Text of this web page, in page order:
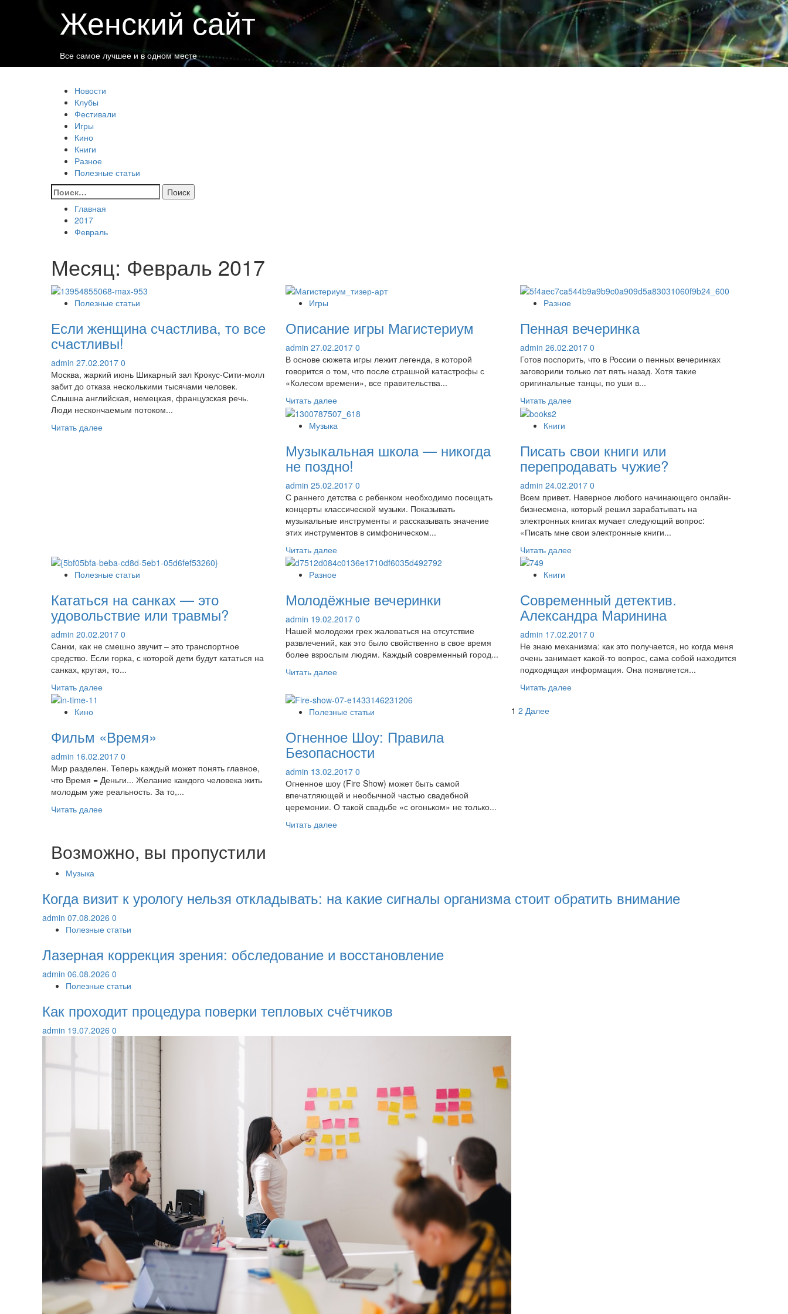
Женский сайт
Все самое лучшее и в одном месте
Новости
Клубы
Фестивали
Игры
Кино
Книги
Разное
Полезные статьи
Найти:
Главная
2017
Февраль
Месяц: Февраль 2017
Полезные статьи
Если женщина счастлива, то все
счастливы!
admin 27.02.2017 0
Москва, жаркий июнь Шикарный зал Крокус-Сити-молл
забит до отказа несколькими тысячами человек.
Слышна английская, немецкая, французская речь.
Люди нескончаемым потоком...
Читать далееПрочитать
Игры
Описание игры Магистериум
admin 27.02.2017 0
В основе сюжета игры лежит легенда, в которой
говорится о том, что после страшной катастрофы с
«Колесом времени», все правительства...
Читать далееПрочитать
больше
о
игры
Магистериум
Разное
Пенная вечеринка
admin 26.02.2017 0
Готов поспорить, что в России о пенных вечеринках
заговорили только лет пять назад. Хотя такие
оригинальные танцы, по уши в...
Читать далееПрочитать
вечеринка
Музыка
Музыкальная школа — никогда
не поздно!
admin 25.02.2017 0
С раннего детства с ребенком необходимо посещать
концерты классической музыки. Показывать
музыкальные инструменты и рассказывать значение
этих инструментов в симфоническом...
Читать далееПрочитать
больше
школа
—
никогда
не
поздно!
Книги
Писать свои книги или
перепродавать чужие?
admin 24.02.2017 0
Всем привет. Наверное любого начинающего онлайн-
бизнесмена, который решил зарабатывать на
электронных книгах мучает следующий вопрос:
«Писать мне свои электронные книги...
Читать далееПрочитать
свои
книги
или
перепродавать
чужие?
Полезные статьи
Кататься на санках — это
удовольствие или травмы?
admin 20.02.2017 0
Санки, как не смешно звучит – это транспортное
средство. Если горка, с которой дети будут кататься на
санках, крутая, то...
Читать далееПрочитать
на
санках
—
это
удовольствие
или
Разное
Молодёжные вечеринки
admin 19.02.2017 0
Нашей молодежи грех жаловаться на отсутствие
развлечений, как это было свойственно в свое время
более взрослым людям. Каждый современный город...
Читать далееПрочитать
Молодёжные
вечеринки
Книги
Современный детектив.
Александра Маринина
admin 17.02.2017 0
Не знаю механизма: как это получается, но когда меня
очень занимает какой-то вопрос, сама собой находится
подходящая информация. Она появляется...
Читать далееПрочитать
Кино
Фильм «Время»
admin 16.02.2017 0
Мир разделен. Теперь каждый может понять главное,
что Время = Деньги... Желание каждого человека жить
молодым уже реальность. За то,...
Читать далееПрочитать
«Время»
Полезные статьи
Огненное Шоу: Правила
Безопасности
admin 13.02.2017 0
Огненное шоу (Fire Show) может быть самой
впечатляющей и необычной частью свадебной
церемонии. О такой свадьбе «с огоньком» не только...
Читать далееПрочитать
Безопасности
Пагинация
1 2 Далее
Возможно, вы пропустили
Музыка
Когда визит к урологу нельзя откладывать: на какие сигналы организма стоит обратить внимание
admin 07.08.2026 0
Полезные статьи
Лазерная коррекция зрения: обследование и восстановление
admin 06.08.2026 0
Полезные статьи
Как проходит процедура поверки тепловых счётчиков
admin 19.07.2026 0